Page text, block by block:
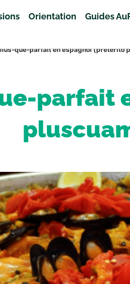
Orientation Guides
que-parfait en espagnol (pretérito
parfait